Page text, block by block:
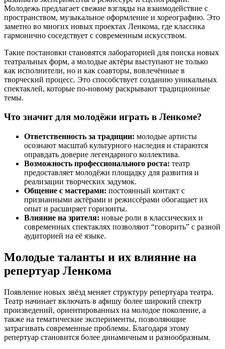
Молодежь предлагает свежие взгляды на взаимодействие с
пространством, музыкальное оформление и хореографию. Это
заметно во многих новых проектах Ленкома, где классика
гармонично соседствует с современным искусством.
Такие постановки становятся лабораторией для поиска новых
театральных форм, а молодые актёры выступают не только
как исполнители, но и как соавторы, вовлечённые в
творческий процесс. Это способствует созданию уникальных
спектаклей, которые по-новому раскрывают традиционные
темы.
Что значит для молодёжи играть в Ленкоме?
Ответственность за традиции: молодые артисты
осознают масштаб культурного наследия и стараются
оправдать доверие легендарного коллектива.
Возможность профессионального роста: театр
предоставляет молодёжи площадку для развития и
реализации творческих задумок.
Общение с мастерами: постоянный контакт с
признанными актёрами и режиссёрами обогащает их
опыт и расширяет горизонты.
Влияние на зрителя: новые роли в классических и
современных спектаклях позволяют “говорить” с разной
аудиторией на её языке.
Молодые таланты и их влияние на
репертуар Ленкома
Появление новых звёзд меняет структуру репертуара театра.
Театр начинает включать в афишу более широкий спектр
произведений, ориентированных на молодое поколение, а
также на тематические эксперименты, позволяющие
затрагивать современные проблемы. Благодаря этому
репертуар становится более динамичным и разнообразным.